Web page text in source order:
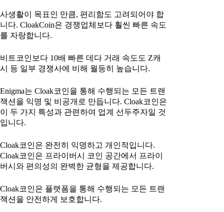
사생활이 목표인 만큼, 편리함도 고려되어야 합
니다. CloakCoin은 경쟁업체보다 훨씬 빠른 속도
를 자랑합니다.
비트코인보다 10배 빠른 데다 거래 속도도 Z캐
시 등 일부 경쟁사에 비해 월등히 높습니다.
Enigma는 Cloak코인을 통해 수행되는 모든 트랜
잭션을 익명 및 비공개로 만듭니다. Cloak코인은
이 두 가지 특성과 관련하여 업계 선두주자일 것
입니다.
Cloak코인은 완전히 익명하고 개인적입니다.
Cloak코인은 프라이버시 코인 공간에서 프라이
버시와 편의성의 완벽한 균형을 제공합니다.
Cloak코인은 플랫폼을 통해 수행되는 모든 트랜
잭션을 안전하게 보호합니다.